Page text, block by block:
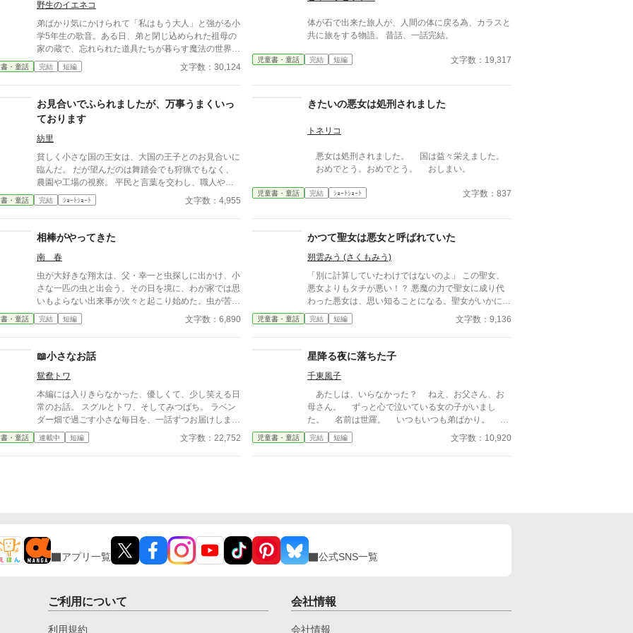
野生のイエネコ
弟ばかり気にかけられて「私はもう大人」と強がる小
学5年生の歌音。ある日、弟と閉じ込められた祖母の
家の蔵で、忘れられた道具たちが暮らす魔法の世界に
迷い込む。壊れた道具を直す「道具のお医者さん」を
していた祖父の後継として、金継ぎや活版印刷など昔
ていた本当の気持ちが見えてくる——。
・童話 完結 短編 文字数：30,124
体が石で出来た旅人が、人間の体に戻る為、カラスと
共に旅をする物語。 昔話、一話完結。
児童書・童話 完結 短編 文字数：19,317
お見合いでふられましたが、万事うまくいっ
ております
紡里
貧しく小さな国の王女は、大国の王子とのお見合いに
臨んだ。 だが望んだのは舞踏会でも狩猟でもなく、
農園や工場の視察。 平民と言葉を交わし、職人や技
術者を敬う姿は「田舎者」と嘲笑され、婚約はあっさ
り断られてしまう。 それでも王女は落ち込まなかっ
・童話 完結 ｼｮｰﾄｼｮｰﾄ 文字数：4,955
きたいの悪女は処刑されました
トネリコ
悪女は処刑されました。 国は益々栄えました。
おめでとう。おめでとう。 おしまい。
児童書・童話 完結 ｼｮｰﾄｼｮｰﾄ 文字数：837
相棒がやってきた
南 春
虫が大好きな翔太は、父・幸一と虫探しに出かけ、小
さな一匹の虫と出会う。その日を境に、わが家では思
いもよらない出来事が次々と起こり始めた。虫が苦手
な母・春も巻き込みながら、家族は小さな命と向き合
っていく。笑って、驚いて、少しだけ心が温かくな
「相棒」が、家族の日常を少しずつ変えていく。
・童話 完結 短編 文字数：6,890
かつて聖女は悪女と呼ばれていた
朔雲みう (さくもみう)
「別に計算していたわけではないのよ」 この聖女、
悪女よりもタチが悪い！？ 悪魔の力で聖女に成り代
わった悪女は、思い知ることになる。聖女がいかに優
秀であったのかを――！！ 聖女が華麗にざまぁしま
す♪ ※ エブリスタさんの妄コン『変身』にて、大賞を
あります。 ※ 表紙絵は親友の朝美智晴さまに描いて
児童書・童話 完結 短編 文字数：9,136
📖小さなお話
鴛鴦トワ
本編には入りきらなかった、優しくて、少し笑える日
常のお話。 スグルとトワ、そしてみつばち。 ラベン
ダー畑で過ごす小さな毎日を、一話ずつお届けしま
す。 今日も、三人は笑って帰ります。
・童話 連載中 短編 文字数：22,752
星降る夜に落ちた子
千東風子
あたしは、いらなかった？ ねえ、お父さん、お
母さん。 ずっと心で泣いている女の子がいまし
た。 名前は世羅。 いつもいつも弟ばかり。 何
か買うのも出かけるのも、弟の言うことを聞いて。
ハイキングなんて、来たくなかった！ 世羅が怒
がをしたり、命を狙われたりする描写と「死」の表現
頃から温めてきたお話のひとつで、小説家になろうの
冬の童話際2022に参加した作品です。 石河 翠さま
が開催されている個人アワード『石河翠プレゼンツ勝
児童書・童話 完結 短編 文字数：10,920
アプリ一覧 公式SNS一覧
ご利用について
利用規約
会社情報
会社情報